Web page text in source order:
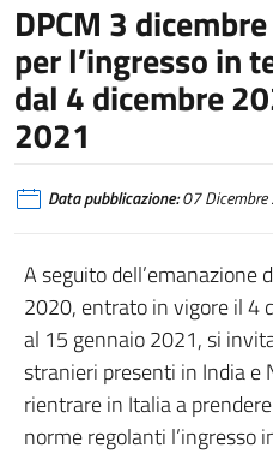
DPCM 3
per l’ingresso in
dal 4 dicembre
2021
Data pubblicazione:07
A seguito dell’emanazione
2020, entrato in vigore il 4
al 15 gennaio 2021, si
stranieri presenti in India e
rientrare in Italia a
norme regolanti l’ingresso